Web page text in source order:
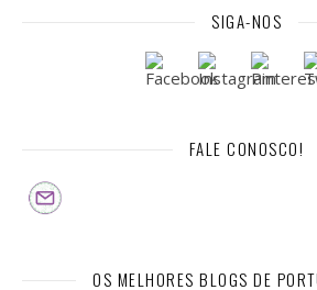
SIGA-NOS
FALE CONOSCO!
OS MELHORES BLOGS DE